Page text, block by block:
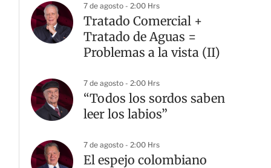
7 de agosto - 2:00 Hrs
Tratado Comercial +
Tratado de Aguas =
Problemas a la vista (II)
7 de agosto - 2:00 Hrs
“Todos los sordos saben
leer los labios”
7 de agosto - 2:00 Hrs
El espejo colombiano